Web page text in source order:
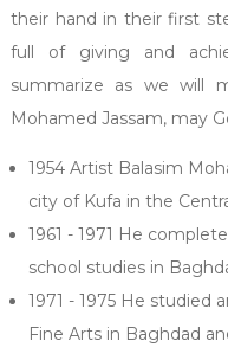
their hand in their first
full of giving and
summarize as we will
Mohamed Jassam, may
1954 Artist Balasim
city of Kufa in the
1961 - 1971 He
school studies in
1971 - 1975 He
Fine Arts in Baghdad